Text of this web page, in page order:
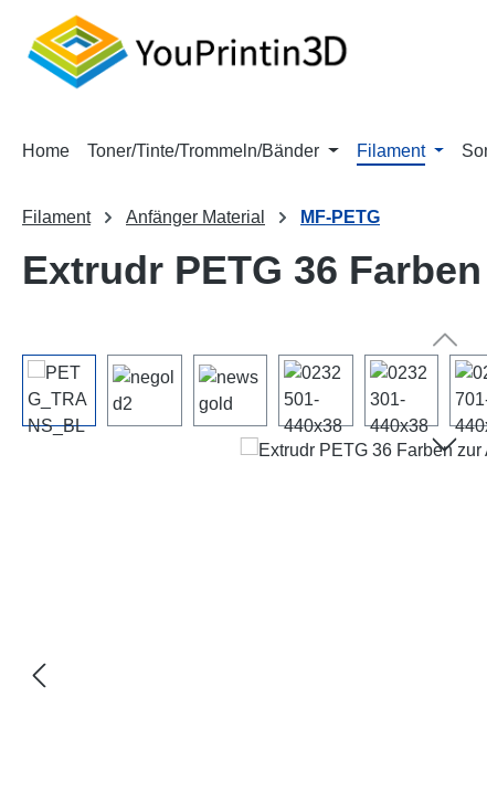
Hauptinhalt springen
Zur Suche springen
Zur Hauptnavigation springen
Home Toner/Tinte/Trommeln/Bänder Filament
Filament Anfänger Material MF-PETG
Extrudr PETG 36
Bildergalerie überspringen